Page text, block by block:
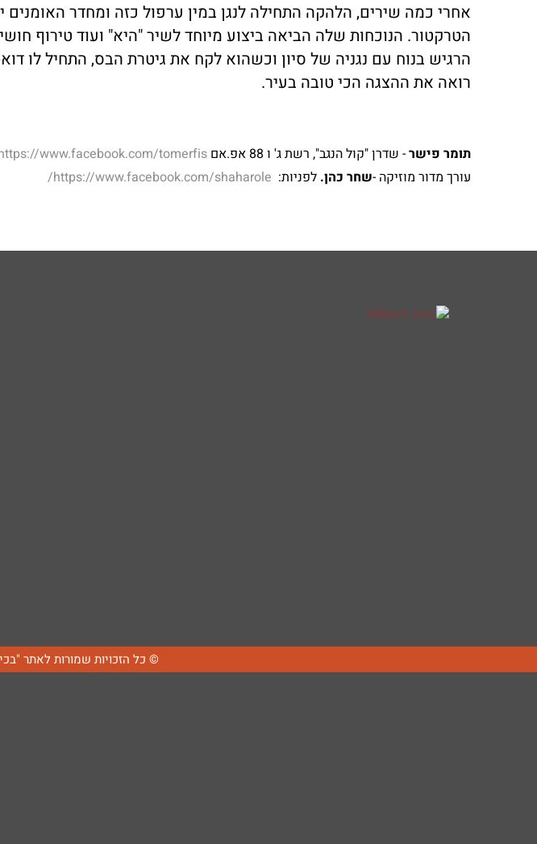
אחרי כמה שירים, הלהקה התחילה לנגן במין ערפול כזה ומחדר
הטרקטור. הנוכחות שלה הביאה ביצוע מיוחד לשיר "היא" ועוד טירוף
הרגיש בנוח עם נגניה של סיון וכשהוא לקח את גיטרת הבס, התחיל לו
רואה את ההצגה הכי טובה בעיר.
תומר פישר- שדרן "קול הנגב", רשת ג' ו 88 אפ.אם
www.facebook.com/tomerfis/
עורך מדור מוזיקה -שחר כהן. לפניות: https://www.facebook.com/shaharole/
© כל הזכויות שמורות לאתר "בכיוון הרוח" - 2011